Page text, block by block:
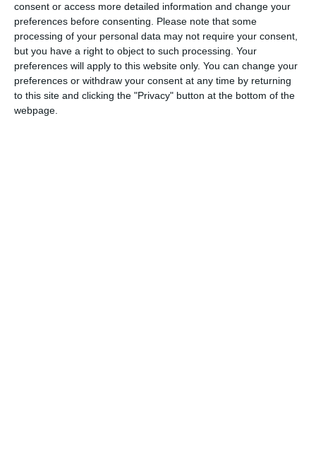
consent or access more detailed information and change your
preferences before consenting.
Please note that some
processing of your personal data may not require your consent,
but you have a right to object to such processing. Your
preferences will apply to this website only. You can change your
preferences or withdraw your consent at any time by returning
to this site and clicking the "Privacy" button at the bottom of the
webpage.
Adaugă-ne ca sursă în Google
Urmărește-ne pe Google News
Urmărește-ne pe Whatsapp